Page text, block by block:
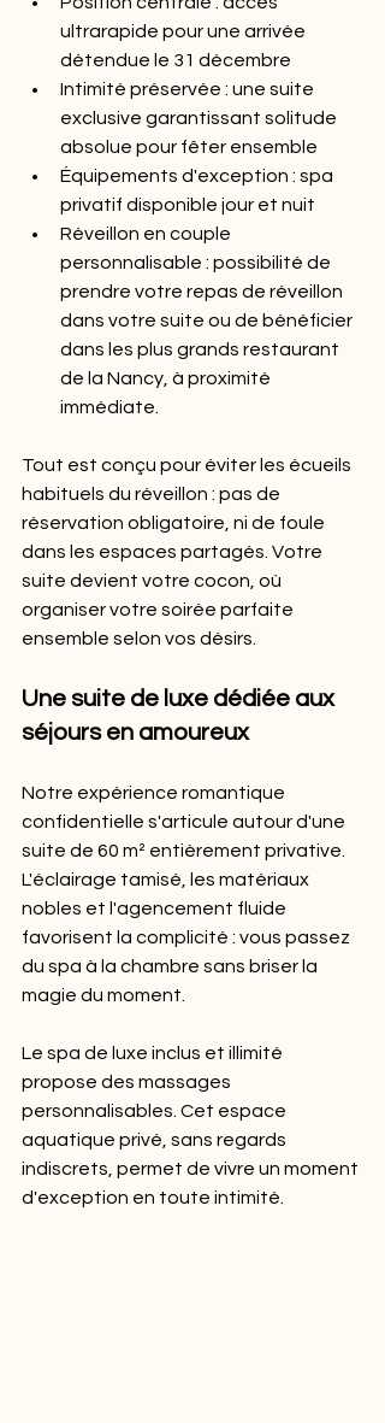
ultrarapide pour une arrivée
détendue le 31 décembre
Intimité préservée : une suite
exclusive garantissant solitude
absolue pour fêter ensemble
Équipements d'exception : spa
privatif disponible jour et nuit
Réveillon en couple
personnalisable : possibilité de
prendre votre repas de réveillon
dans votre suite ou de bénéficier
dans les plus grands restaurant
de la Nancy, à proximité
immédiate.
Tout est conçu pour éviter les écueils
habituels du réveillon : pas de
réservation obligatoire, ni de foule
dans les espaces partagés. Votre
suite devient votre cocon, où
organiser votre soirée parfaite
ensemble selon vos désirs.
Une suite de luxe dédiée aux
séjours en amoureux
Notre expérience romantique
confidentielle s'articule autour d'une
suite de 60 m² entièrement privative.
L'éclairage tamisé, les matériaux
nobles et l'agencement fluide
favorisent la complicité : vous passez
du spa à la chambre sans briser la
magie du moment.
Le spa de luxe inclus et illimité
propose des massages
personnalisables. Cet espace
aquatique privé, sans regards
indiscrets, permet de vivre un moment
d'exception en toute intimité.